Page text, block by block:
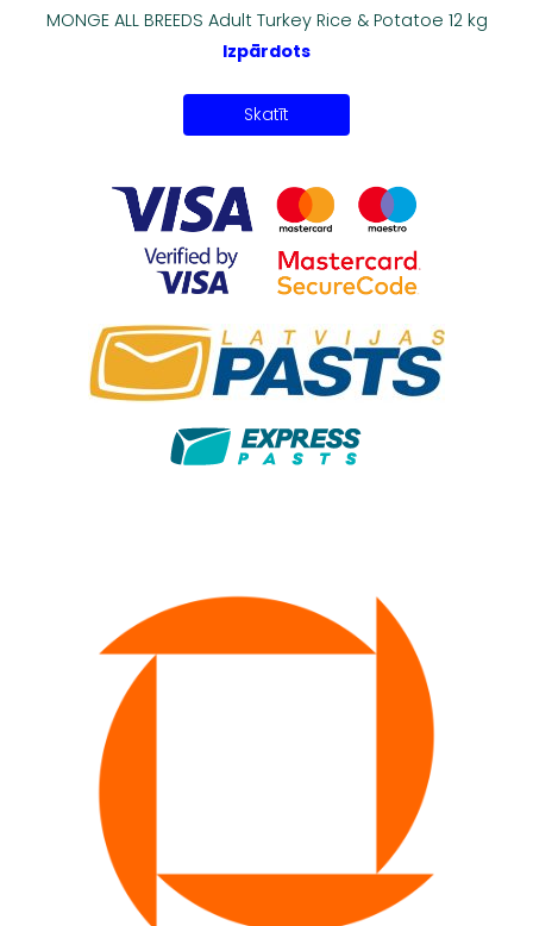
MONGE ALL BREEDS Adult Turkey Rice & Potatoe 12 kg
Izpārdots
Skatīt